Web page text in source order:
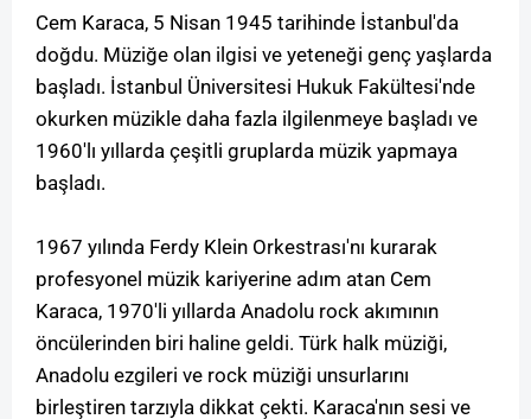
Cem Karaca, 5 Nisan 1945 tarihinde İstanbul'da
doğdu. Müziğe olan ilgisi ve yeteneği genç yaşlarda
başladı. İstanbul Üniversitesi Hukuk Fakültesi'nde
okurken müzikle daha fazla ilgilenmeye başladı ve
1960'lı yıllarda çeşitli gruplarda müzik yapmaya
başladı.
1967 yılında Ferdy Klein Orkestrası'nı kurarak
profesyonel müzik kariyerine adım atan Cem
Karaca, 1970'li yıllarda Anadolu rock akımının
öncülerinden biri haline geldi. Türk halk müziği,
Anadolu ezgileri ve rock müziği unsurlarını
birleştiren tarzıyla dikkat çekti. Karaca'nın sesi ve